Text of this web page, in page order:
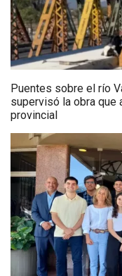
Puentes sobre el río
supervisó la obra que
provincial